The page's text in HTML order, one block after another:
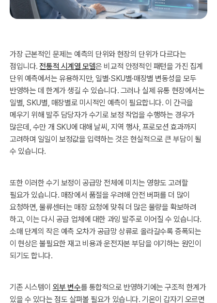
가장 근본적인 문제는 예측의 단위와 현장의 단위가 다르다는
점입니다.전통적 시계열 모델은 비교적 안정적인 패턴을 가진 집계
단위 예측에서는 유용하지만, 일별·SKU별·매장별 변동성을 모두
반영하는 데 한계가 생길 수 있습니다. 그러나 실제 유통 현장에서는
일별, SKU별, 매장별로 미시적인 예측이 필요합니다. 이 간극을
메우기 위해 발주 담당자가 수기로 보정 작업을 수행하는 경우가
많은데, 수만 개 SKU에 대해 날씨, 지역 행사, 프로모션 효과까지
고려하며 일일이 보정값을 입력하는 것은 현실적으로 큰 부담이 될
수 있습니다.
또한 이러한 수기 보정이 공급망 전체에 미치는 영향도 고려할
필요가 있습니다. 매장에서 품절을 우려해 안전 버퍼를 더 많이
요청하면, 물류센터는 매장 요청에 맞춰 더 많은 물량을 확보하려
하고, 이는 다시 공급 업체에 대한 과잉 발주로 이어질 수 있습니다.
소매 단계의 작은 예측 오차가 공급망 상류로 올라갈수록 증폭되는
이 현상은 불필요한 재고 비용과 운전자본 부담을 야기하는 원인이
되기도 합니다.
기존 시스템이 외부 변수를 통합적으로 반영하기에는 구조적 한계가
있을 수 있다는 점도 살펴볼 필요가 있습니다. 기온이 갑자기 오르면